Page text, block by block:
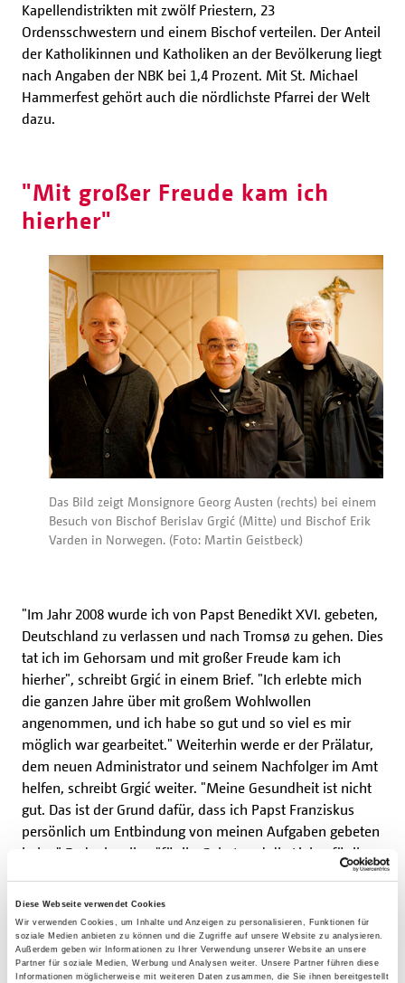
Diese Webseite verwendet Cookies
Wir verwenden Cookies, um Inhalte und Anzeigen zu personalisieren, Funktionen für
soziale Medien anbieten zu können und die Zugriffe auf unsere Website zu analysieren.
Außerdem geben wir Informationen zu Ihrer Verwendung unserer Website an unsere
Partner für soziale Medien, Werbung und Analysen weiter. Unsere Partner führen diese
Informationen möglicherweise mit weiteren Daten zusammen, die Sie ihnen bereitgestellt
Kapellendistrikten mit zwölf Priestern, 23
Ordensschwestern und einem Bischof verteilen. Der Anteil
der Katholikinnen und Katholiken an der Bevölkerung liegt
nach Angaben der NBK bei 1,4 Prozent. Mit St. Michael
Hammerfest gehört auch die nördlichste Pfarrei der Welt
dazu.
"Mit großer Freude kam ich
hierher"
Das Bild zeigt Monsignore Georg Austen (rechts) bei einem
Besuch von Bischof Berislav Grgić (Mitte) und Bischof Erik
Varden in Norwegen. (Foto: Martin Geistbeck)
"Im Jahr 2008 wurde ich von Papst Benedikt XVI. gebeten,
Deutschland zu verlassen und nach Tromsø zu gehen. Dies
tat ich im Gehorsam und mit großer Freude kam ich
hierher", schreibt Grgić in einem Brief. "Ich erlebte mich
die ganzen Jahre über mit großem Wohlwollen
angenommen, und ich habe so gut und so viel es mir
möglich war gearbeitet." Weiterhin werde er der Prälatur,
dem neuen Administrator und seinem Nachfolger im Amt
helfen, schreibt Grgić weiter. "Meine Gesundheit ist nicht
gut. Das ist der Grund dafür, dass ich Papst Franziskus
persönlich um Entbindung von meinen Aufgaben gebeten
habe." Er danke allen "für ihr Gebet und die Liebe, für ihr
Verständnis, für die Kritik und die Diskussionen, für die
Unterstützung, ihr Mitgefühl und ihre Sympathie".
Generalsekretär würdigt Einsatz